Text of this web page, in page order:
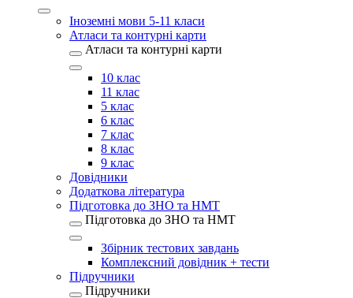
Іноземні мови 5-11 класи
Атласи та контурні карти
Атласи та контурні карти
10 клас
11 клас
5 клас
6 клас
7 клас
8 клас
9 клас
Довідники
Додаткова література
Підготовка до ЗНО та НМТ
Підготовка до ЗНО та НМТ
Збірник тестових завдань
Комплексний довідник + тести
Підручники
Підручники